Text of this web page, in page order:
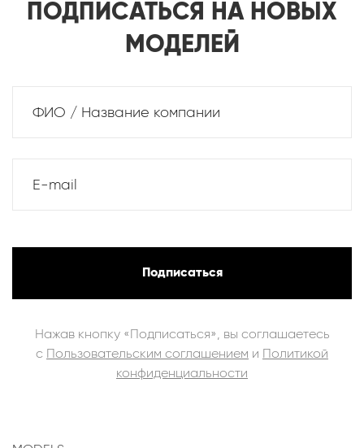
ПОДПИСАТЬСЯ НА НОВЫХ
МОДЕЛЕЙ
ФИО / Название компании
E-mail
Подписаться
Нажав кнопку «Подписаться», вы соглашаетесь
с Пользовательским соглашением и Политикой
конфиденциальности